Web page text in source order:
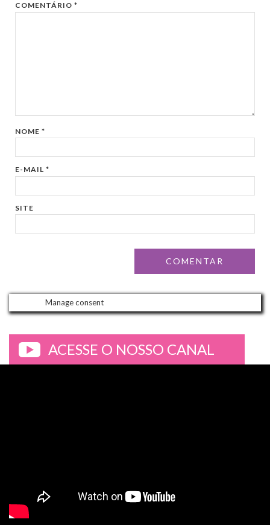
COMENTÁRIO*
NOME*
E-MAIL*
SITE
Manage consent
ACESSE O NOSSO CANAL